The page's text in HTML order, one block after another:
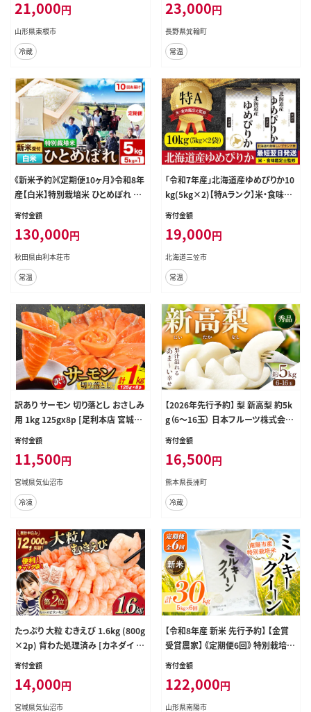
21,000円
山形県東根市
冷蔵
23,000円
長野県箕輪町
常温
《新米予約》《定期便10ヶ月》令和8年
産【白米】特別栽培米 ひとめぼれ 5k
g 秋田県産 [ひとめぼれ 米 お米 白
米 精米 特別栽培米 ブランド米 食卓
秋田県産 秋田県 由利本荘市]
寄付金額
130,000円
秋田県由利本荘市
常温
「令和7年産」北海道産ゆめぴりか10
kg(5kg×2)【特Aランク】米・食味鑑
定士監修＜最短翌日発送＞【16061
寄付金額
19,000円
北海道三笠市
常温
訳あり サーモン 切り落とし おさしみ
用 1kg 125gx8p [足利本店 宮城県
気仙沼市 20564313] 魚 魚介類 鮭
お刺し身 刺し身 刺身 生 生食 個包
装 チリ銀鮭 銀鮭 海鮮 海鮮丼 魚介
寄付金額
11,500円
宮城県気仙沼市
冷凍
【2026年先行予約】 梨 新高梨 約5k
g（6～16玉） 日本フルーツ株式会社
《9月上旬-10月上旬頃出荷》熊本県
荒尾市 新高梨 梨 果物 フルーツ ス
イーツ デザート ギフト ご贈答---sn_
nfntn_ad9_r8_16500_5kg---
寄付金額
16,500円
熊本県長洲町
冷蔵
たっぷり 大粒 むきえび 1.6kg (800g
×2p) 背わた処理済み [カネダイ 宮
城県 気仙沼市 20564351] えび 冷
バラ凍結 剥きえび むき海老 魚介 エ
ビ 海老 小分け むき身
寄付金額
14,000円
宮城県気仙沼市
【令和8年産 新米 先行予約】 【金賞
受賞農家】 《定期便6回》 特別栽培米
ミルキークイーン 5kg×6か月 《令
スファーム』 [1614-R8]
寄付金額
122,000円
山形県南陽市